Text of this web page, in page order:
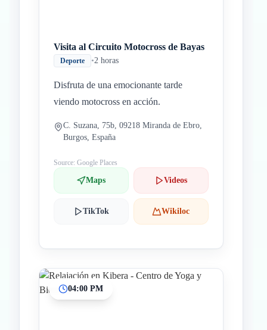
Visita al Circuito Motocross de Bayas
Deporte •2 horas
Disfruta de una emocionante tarde
viendo motocross en acción.
C. Suzana, 75b, 09218 Miranda de Ebro,
Burgos, España
Source: Google Places
Maps Videos
TikTok Wikiloc
04:00 PM